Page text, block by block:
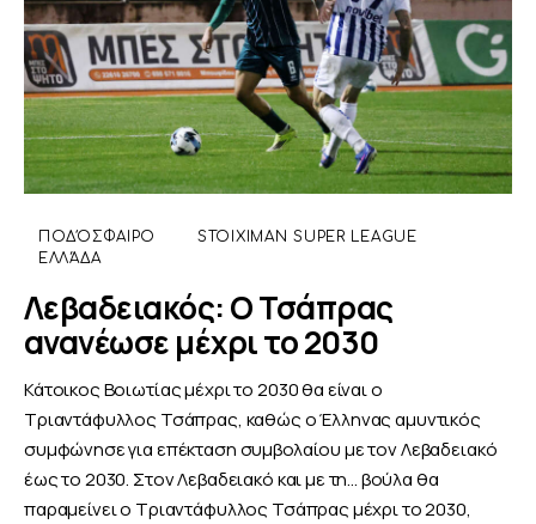
ΠΟΔΌΣΦΑΙΡΟ
STOIXIMAN SUPER LEAGUE
ΕΛΛΆΔΑ
Λεβαδειακός: Ο Τσάπρας
ανανέωσε μέχρι το 2030
Κάτοικος Βοιωτίας μέχρι το 2030 θα είναι ο
Τριαντάφυλλος Τσάπρας, καθώς ο Έλληνας αμυντικός
συμφώνησε για επέκταση συμβολαίου με τον Λεβαδειακό
έως το 2030. Στον Λεβαδειακό και με τη... βούλα θα
παραμείνει ο Τριαντάφυλλος Τσάπρας μέχρι το 2030,